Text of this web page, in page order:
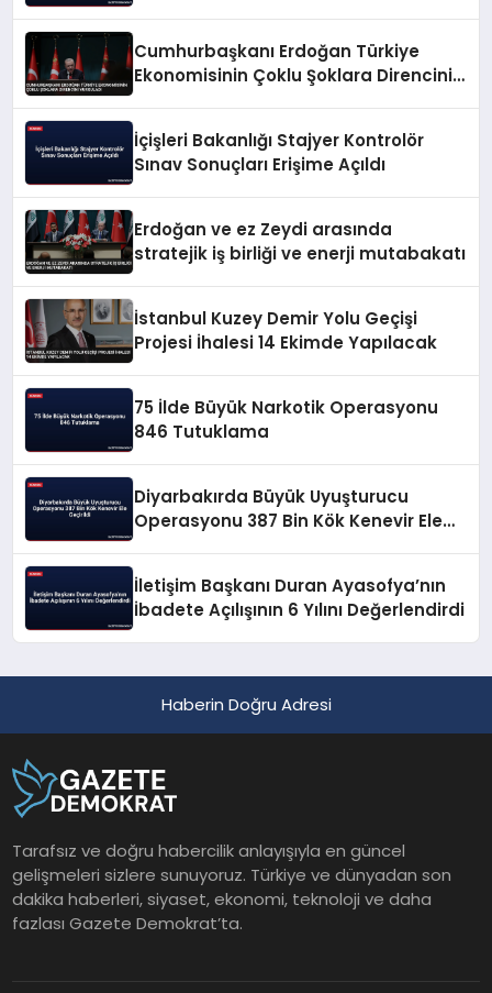
Cumhurbaşkanı Erdoğan Türkiye
Ekonomisinin Çoklu Şoklara Direncini
İçişleri Bakanlığı Stajyer Kontrolör
Sınav Sonuçları Erişime Açıldı
Erdoğan ve ez Zeydi arasında
stratejik iş birliği ve enerji mutabakatı
İstanbul Kuzey Demir Yolu Geçişi
Projesi İhalesi 14 Ekimde Yapılacak
75 İlde Büyük Narkotik Operasyonu
846 Tutuklama
Diyarbakırda Büyük Uyuşturucu
Operasyonu 387 Bin Kök Kenevir Ele
İletişim Başkanı Duran Ayasofya’nın
İbadete Açılışının 6 Yılını Değerlendirdi
Haberin Doğru Adresi
Tarafsız ve doğru habercilik anlayışıyla en güncel
gelişmeleri sizlere sunuyoruz. Türkiye ve dünyadan son
dakika haberleri, siyaset, ekonomi, teknoloji ve daha
fazlası Gazete Demokrat’ta.